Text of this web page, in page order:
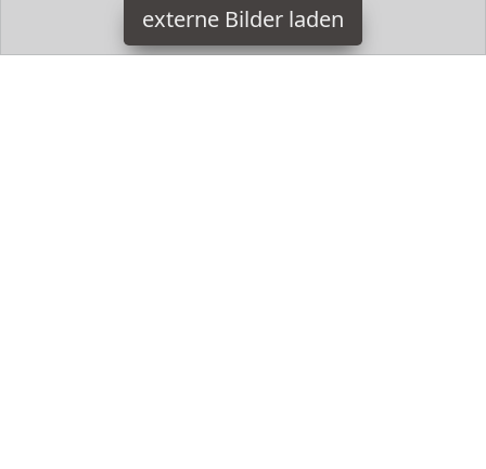
externe Bilder laden
S.à r.l. Dieses Partnerprogramm wurde von
gerufen, um Links auf externe
Internetseiten platzieren zu
können. Die Bertreiber von HugoAndMore verdienen mit